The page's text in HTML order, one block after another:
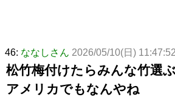
46: ななしさん 2026/05/10(日)
松竹梅付けたらみんな竹選
アメリカでもなんやね